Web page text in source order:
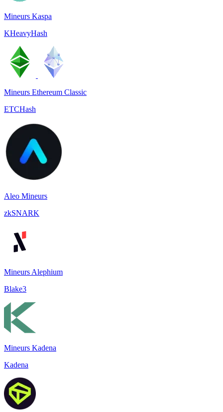
Mineurs Kaspa
KHeavyHash
Mineurs Ethereum Classic
ETCHash
Aleo Mineurs
zkSNARK
Mineurs Alephium
Blake3
Mineurs Kadena
Kadena